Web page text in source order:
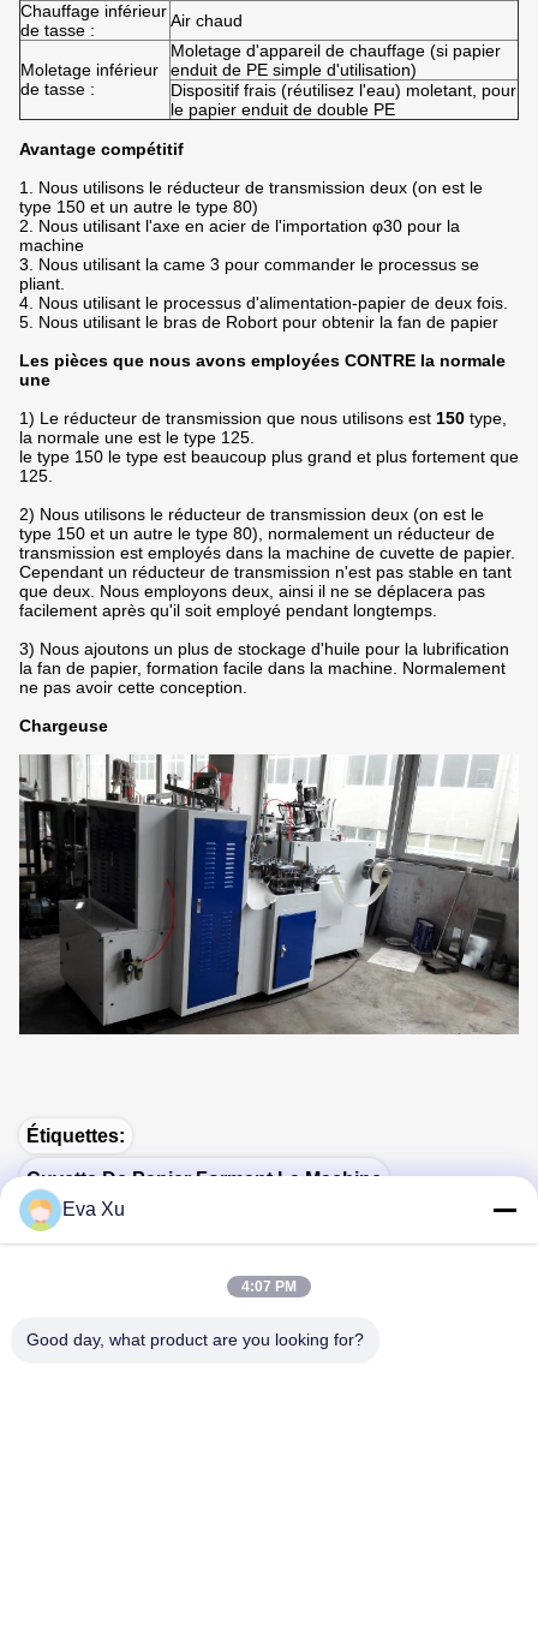
Chauffage inférieur
de tasse :
Air chaud
Moletage inférieur
de tasse :
Moletage d'appareil de chauffage (si papier
enduit de PE simple d'utilisation)
Dispositif frais (réutilisez l'eau) moletant, pour
le papier enduit de double PE
Avantage compétitif
1. Nous utilisons le réducteur de transmission deux (on est le
type 150 et un autre le type 80)
2. Nous utilisant l'axe en acier de l'importation φ30 pour la
machine
3. Nous utilisant la came 3 pour commander le processus se
pliant.
4. Nous utilisant le processus d'alimentation-papier de deux fois.
5. Nous utilisant le bras de Robort pour obtenir la fan de papier
Les pièces que nous avons employées CONTRE la normale
une
1) Le réducteur de transmission que nous utilisons est 150 type,
la normale une est le type 125.
le type 150 le type est beaucoup plus grand et plus fortement que
125.
2) Nous utilisons le réducteur de transmission deux (on est le
type 150 et un autre le type 80), normalement un réducteur de
transmission est employés dans la machine de cuvette de papier.
Cependant un réducteur de transmission n'est pas stable en tant
que deux. Nous employons deux, ainsi il ne se déplacera pas
facilement après qu'il soit employé pendant longtemps.
3) Nous ajoutons un plus de stockage d'huile pour la lubrification
la fan de papier, formation facile dans la machine. Normalement
ne pas avoir cette conception.
Chargeuse
Étiquettes:
Cuvette De Papier Formant La Machine
Machine De Cuvette De Papier
Cuvette Jetable Faisant La Machine
Eva Xu
4:07 PM
Good day, what product are you looking for?